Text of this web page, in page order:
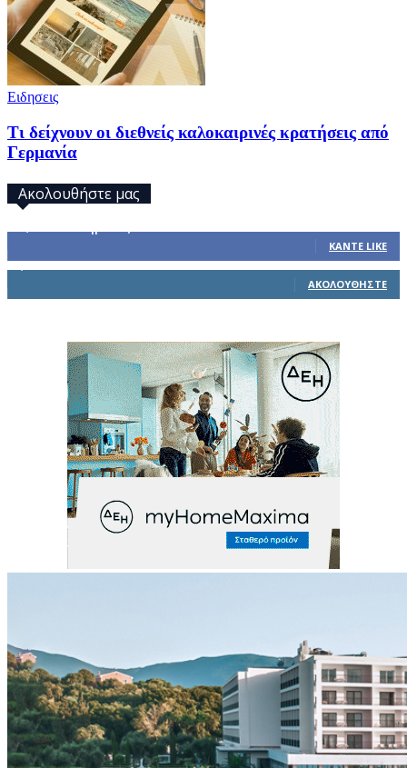
Ειδησεις
Τι δείχνουν οι διεθνείς καλοκαιρινές κρατήσεις από
Γερμανία
Ακολουθήστε μας
ΚΆΝΤΕ LIKE
ΑΚΟΛΟΥΘΉΣΤΕ